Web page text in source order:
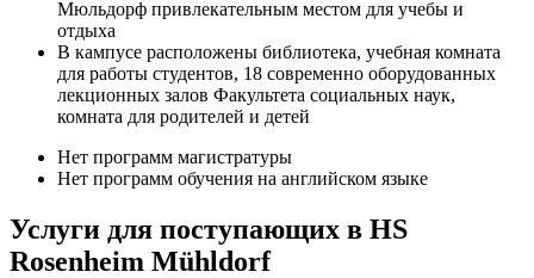
Мюльдорф привлекательным местом для учебы и
отдыха
В кампусе расположены библиотека, учебная комната
для работы студентов, 18 современно оборудованных
лекционных залов Факультета социальных наук,
комната для родителей и детей
Нет программ магистратуры
Нет программ обучения на английском языке
Услуги для поступающих в HS
Rosenheim Mühldorf